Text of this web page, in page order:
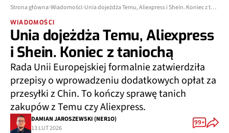
Strona główna Wiadomości Unia dojeżdża Temu, Aliexpress i Shein. Koniec z taniochą
WIADOMOŚCI
Unia dojeżdża Temu, Aliexpress
i Shein. Koniec z taniochą
Rada Unii Europejskiej formalnie zatwierdziła
przepisy o wprowadzeniu dodatkowych opłat za
przesyłki z Chin. To kończy sprawę tanich
zakupów z Temu czy Aliexpress.
DAMIAN JAROSZEWSKI (NER1O)
13 LUT 2026
99+